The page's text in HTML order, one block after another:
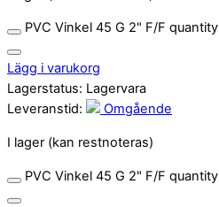
PVC Vinkel 45 G 2" F/F quantity
Lägg i varukorg
Lagerstatus: Lagervara
Leveranstid:
Omgående
I lager (kan restnoteras)
PVC Vinkel 45 G 2" F/F quantity